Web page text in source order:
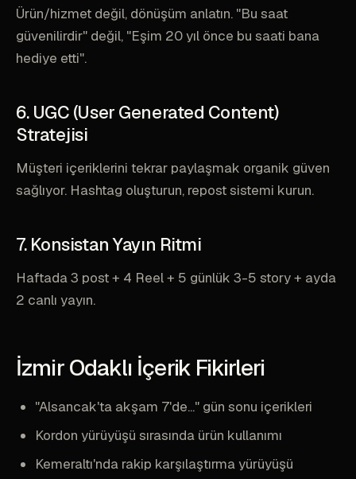
Ürün/hizmet değil, dönüşüm anlatın. "Bu saat
güvenilirdir" değil, "Eşim 20 yıl önce bu saati bana
hediye etti".
6. UGC (User Generated Content)
Stratejisi
Müşteri içeriklerini tekrar paylaşmak organik güven
sağlıyor. Hashtag oluşturun, repost sistemi kurun.
7. Konsistan Yayın Ritmi
Haftada 3 post + 4 Reel + 5 günlük 3-5 story + ayda
2 canlı yayın.
İzmir Odaklı İçerik Fikirleri
"Alsancak'ta akşam 7'de..." gün sonu içerikleri
Kordon yürüyüşü sırasında ürün kullanımı
Kemeraltı'nda rakip karşılaştırma yürüyüşü